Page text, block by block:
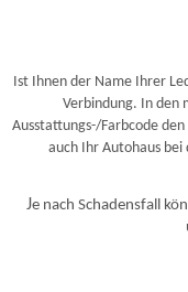
Ist Ihnen der Name Ihrer
Verbindung. In den
Ausstattungs-/Farbcode
auch Ihr Autohaus
Je nach Schadensfall